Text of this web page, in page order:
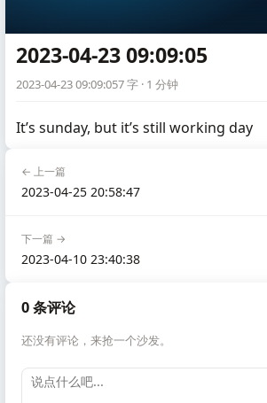
2023-04-23 09:09:05
2023-04-23 09:09:057 字 · 1 分钟
It’s sunday, but it’s still working day
← 上一篇
2023-04-25 20:58:47
下一篇 →
2023-04-10 23:40:38
0 条评论
还没有评论，来抢一个沙发。